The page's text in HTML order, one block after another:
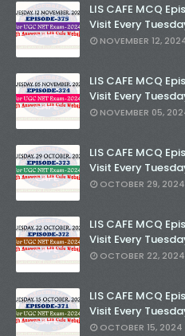
LIS CAFE MCQ
Visit Every
NOVEMBER 12,
LIS CAFE MCQ
Visit Every
NOVEMBER 05,
LIS CAFE MCQ
Visit Every
OCTOBER 29, 2024
LIS CAFE MCQ
Visit Every
OCTOBER 22, 2024
LIS CAFE MCQ
Visit Every
OCTOBER 15, 2024